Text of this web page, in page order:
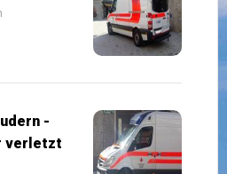
-
verletzt